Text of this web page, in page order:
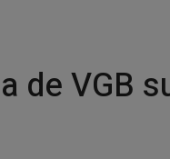
de VGB